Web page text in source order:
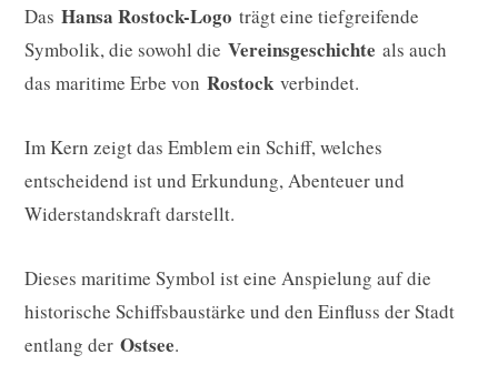
Das Hansa Rostock-Logo trägt eine tiefgreifende
Symbolik, die sowohl die Vereinsgeschichte als auch
das maritime Erbe von Rostock verbindet.
Im Kern zeigt das Emblem ein Schiff, welches
entscheidend ist und Erkundung, Abenteuer und
Widerstandskraft darstellt.
Dieses maritime Symbol ist eine Anspielung auf die
historische Schiffsbaustärke und den Einfluss der Stadt
entlang der Ostsee.